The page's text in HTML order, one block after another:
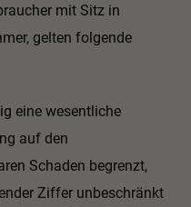
mit Sitz in
gelten folgende
eine wesentliche
auf den
Schaden begrenzt,
Ziffer unbeschränkt